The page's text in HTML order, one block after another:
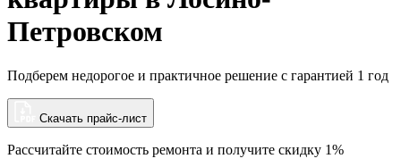
Петровском
Подберем недорогое и практичное решение с гарантией 1 год
Скачать прайс-лист
Рассчитайте стоимость ремонта и получите скидку 1%